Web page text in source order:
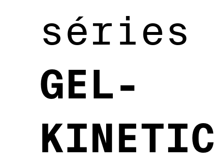
séries
GEL-
KINETIC